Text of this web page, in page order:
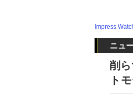
Impress
ニュ
削
ト